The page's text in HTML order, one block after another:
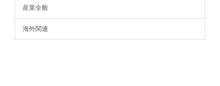
産業全般
海外関連